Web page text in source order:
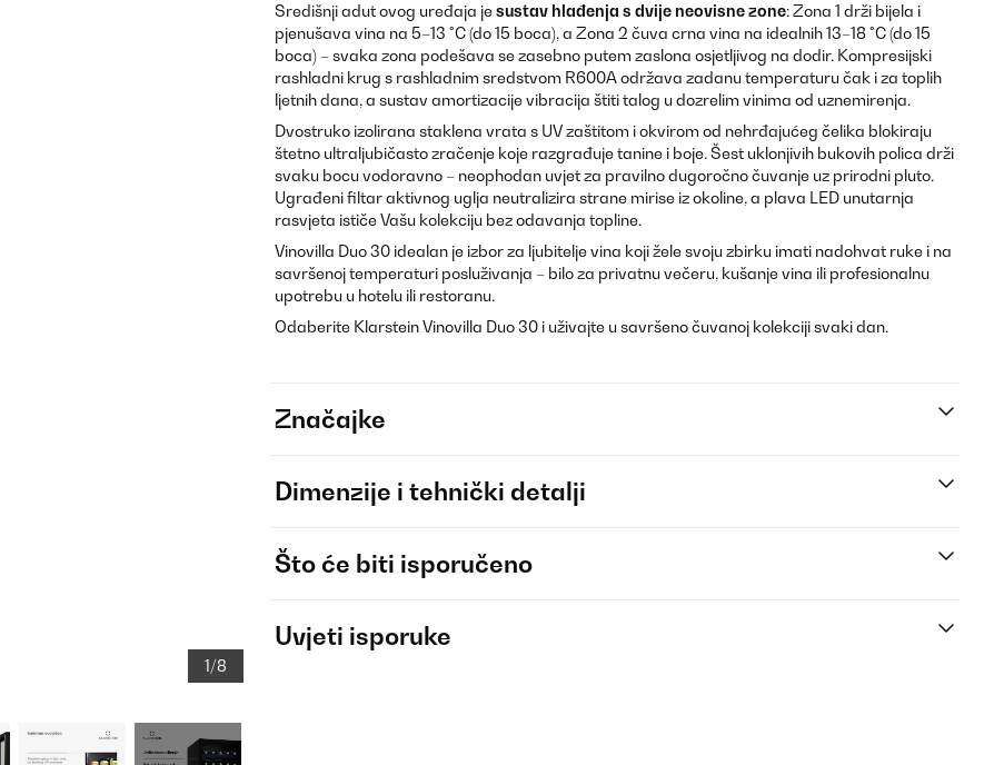
1/8
Središnji adut ovog uređaja jesustav hlađenja s dvije neovisne zone: Zona 1 drži bijela i
pjenušava vina na 5–13 °C (do 15 boca), a Zona 2 čuva crna vina na idealnih 13–18 °C (do 15
boca) – svaka zona podešava se zasebno putem zaslona osjetljivog na dodir. Kompresijski
rashladni krug s rashladnim sredstvom R600A održava zadanu temperaturu čak i za toplih
ljetnih dana, a sustav amortizacije vibracija štiti talog u dozrelim vinima od uznemirenja.
Dvostruko izolirana staklena vrata s UV zaštitom i okvirom od nehrđajućeg čelika blokiraju
štetno ultraljubičasto zračenje koje razgrađuje tanine i boje. Šest uklonjivih bukovih polica drži
svaku bocu vodoravno – neophodan uvjet za pravilno dugoročno čuvanje uz prirodni pluto.
Ugrađeni filtar aktivnog uglja neutralizira strane mirise iz okoline, a plava LED unutarnja
rasvjeta ističe Vašu kolekciju bez odavanja topline.
Vinovilla Duo 30 idealan je izbor za ljubitelje vina koji žele svoju zbirku imati nadohvat ruke i na
savršenoj temperaturi posluživanja – bilo za privatnu večeru, kušanje vina ili profesionalnu
upotrebu u hotelu ili restoranu.
Odaberite Klarstein Vinovilla Duo 30 i uživajte u savršeno čuvanoj kolekciji svaki dan.
Značajke
Dimenzije i tehnički detalji
Što će biti isporučeno
Uvjeti isporuke